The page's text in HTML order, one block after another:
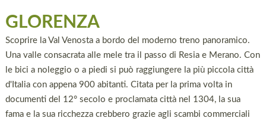
GLORENZA
Scoprire la Val Venosta a bordo del moderno treno panoramico.
Una valle consacrata alle mele tra il passo di Resia e Merano. Con
le bici a noleggio o a piedi si può raggiungere la più piccola città
d'Italia con appena 900 abitanti. Citata per la prima volta in
documenti del 12° secolo e proclamata città nel 1304, la sua
fama e la sua ricchezza crebbero grazie agli scambi commerciali